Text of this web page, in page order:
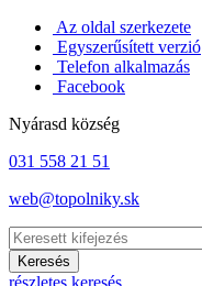
Az oldal szerkezete
Egyszerűsített verzió
Telefon alkalmazás
Facebook
Nyárasd község
031 558 21 51
web@topolniky.sk
Keresés
részletes keresés